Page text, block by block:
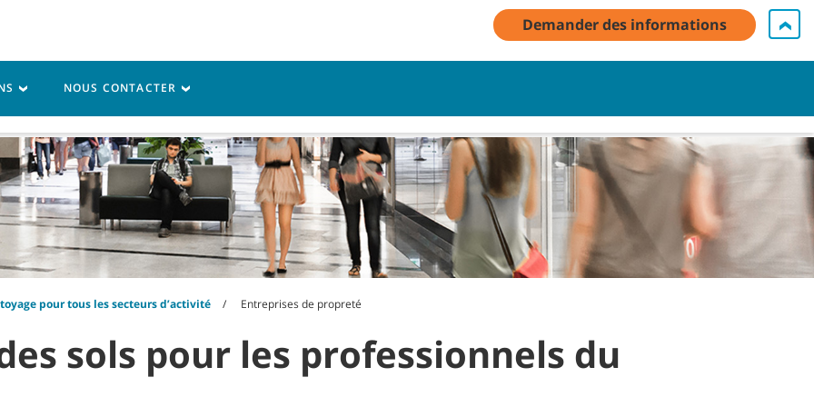
Connexion de Mon compte / Inscrivez-vous Contactez-nous Français - FR
Ressources
pour tous les secteurs d’activité Entreprises de propreté
sols pour les professionnels du
Demander des informations
NOUS CONTACTER